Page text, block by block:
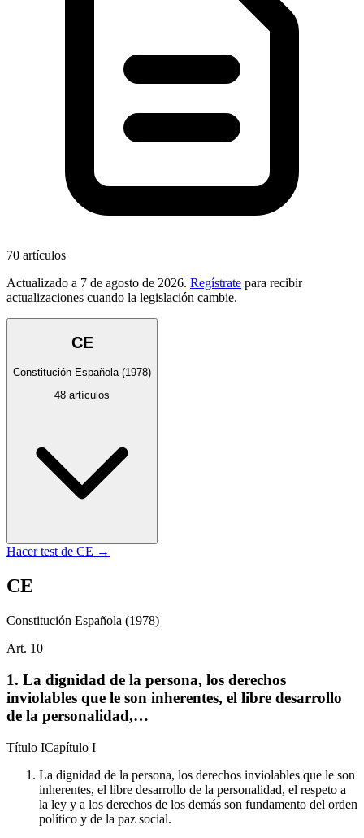
70 artículos
Actualizado a 7 de agosto de 2026. Regístrate para recibir
actualizaciones cuando la legislación cambie.
CE
Constitución Española (1978)
48 artículos
Hacer test de CE →
CE
Constitución Española (1978)
Art. 10
1. La dignidad de la persona, los derechos
inviolables que le son inherentes, el libre desarrollo
de la personalidad,…
Título ICapítulo I
La dignidad de la persona, los derechos inviolables que le son
inherentes, el libre desarrollo de la personalidad, el respeto a
la ley y a los derechos de los demás son fundamento del orden
político y de la paz social.